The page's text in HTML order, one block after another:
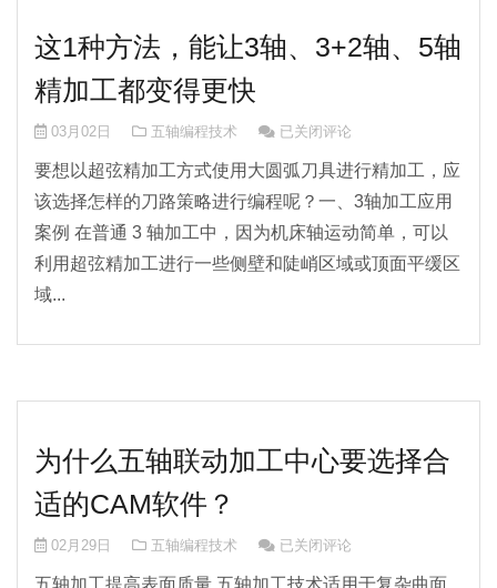
这1种方法，能让3轴、3+2轴、5轴
精加工都变得更快
03月02日 五轴编程技术 这1种方法，能让3轴、3+2轴、5
已关闭评论
要想以超弦精加工方式使用大圆弧刀具进行精加工，应
该选择怎样的刀路策略进行编程呢？一、3轴加工应用
案例 在普通 3 轴加工中，因为机床轴运动简单，可以
利用超弦精加工进行一些侧壁和陡峭区域或顶面平缓区
域...
为什么五轴联动加工中心要选择合
适的CAM软件？
02月29日 五轴编程技术 为什么五轴联动加工中心要选择
已关闭评论
五轴加工提高表面质量 五轴加工技术适用于复杂曲面